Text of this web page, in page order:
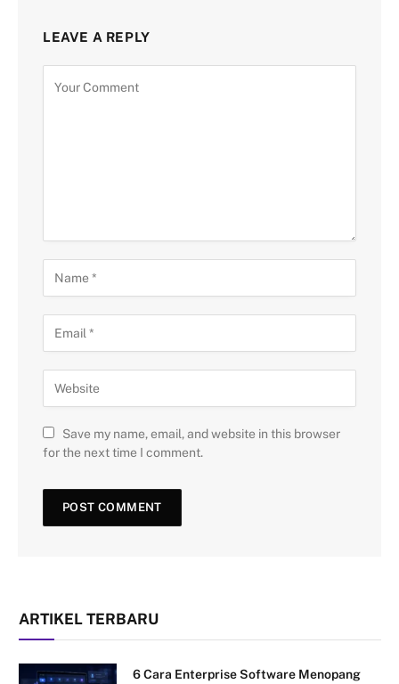
LEAVE A REPLY
Save my name, email, and website in this browser
for the next time I comment.
ARTIKEL TERBARU
6 Cara Enterprise Software Menopang